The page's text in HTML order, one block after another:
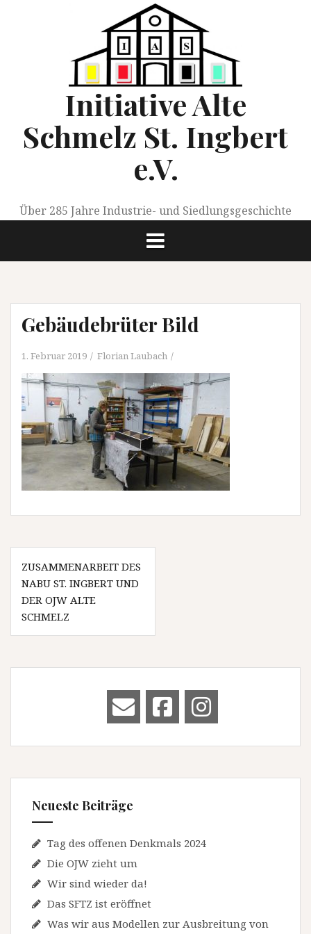
Initiative Alte
Schmelz St. Ingbert
e.V.
Über 285 Jahre Industrie- und Siedlungsgeschichte
Gebäudebrüter Bild
1. Februar 2019 Florian Laubach
Beitragsnavigation
ZUSAMMENARBEIT DES
NABU ST. INGBERT UND
DER OJW ALTE
SCHMELZ
Neueste Beiträge
Tag des offenen Denkmals 2024
Die OJW zieht um
Wir sind wieder da!
Das SFTZ ist eröffnet
Was wir aus Modellen zur Ausbreitung von